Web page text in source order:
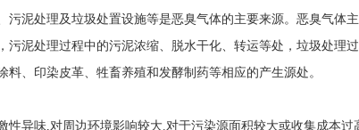
处理及垃圾处置设施等是恶臭气体的主要来源。恶臭气体主
污泥处理过程中的污泥浓缩、脱水干化、转运等处，垃圾处理
料、印染皮革、牲畜养殖和发酵制药等相应的产生源处。
性异味,对周边环境影响较大.对于污染源面积较大或收集成本